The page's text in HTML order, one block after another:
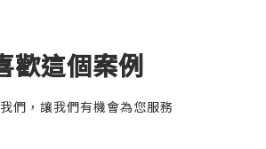
歡這個案例
們，讓我們有機會為您服務